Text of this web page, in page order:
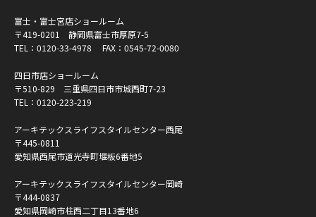
富士・富士宮店ショールーム
〒419-0201 静岡県富士市厚原7-5
TEL： 0120-33-4978 FAX：0545-72-0080
四日市店ショールーム
〒510-829 三重県四日市市城西町7-23
TEL： 0120-223-219
アーキテックスライフスタイルセンター西尾
〒445-0811
愛知県西尾市道光寺町堰板6番地5
アーキテックスライフスタイルセンター岡崎
〒444-0837
愛知県岡崎市柱西二丁目13番地6